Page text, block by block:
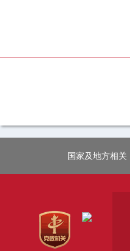
国家及地方相关